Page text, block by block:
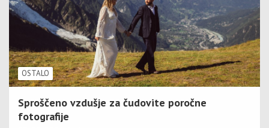
OSTALO
Sproščeno vzdušje za čudovite poročne
fotografije